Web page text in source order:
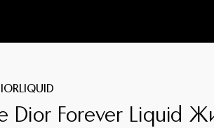
Dior Forever Liquid